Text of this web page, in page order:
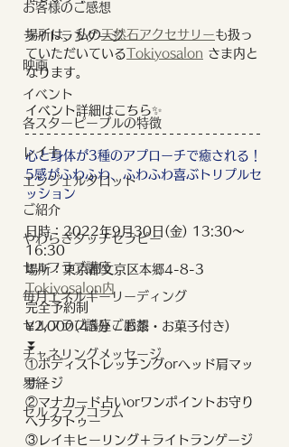
お客様のご感想
ライトランゲージ
映画
イベント
各スターピープルの特徴
レイキ
エンジェルタロット
ご紹介
やわらぎタッチセラピー
セルフラブ講座
毎月エネルギーリーディング
セルフラブ講座ご感想
チャネリングメッセージ
易経
セルフラブコラム
場所は、私の天然石アクセサリーも扱っ
ていただいている Tokiyosalon さま内と
なります。
イベント詳細はこちら✨
心と身体が3種のアプローチで癒される！
5感がふわふわ、ふわふわ喜ぶトリプルセ
ッション
日時：2022年9月30日(金) 13:30〜
16:30
場所：東京都文京区本郷4-8-3
Tokiyosalon内
完全予約制
¥2,000(45分 / お茶・お菓子付き)
⏬
①ボディストレッチングorヘッド肩マッ
サージ
②マナカード占いorワンポイントお守り
ヘナタトゥー
③レイキヒーリング＋ライトランゲージ